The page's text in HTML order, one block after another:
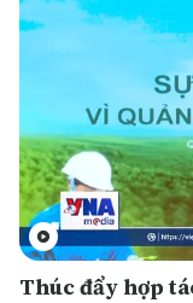
Thúc đẩy hợp